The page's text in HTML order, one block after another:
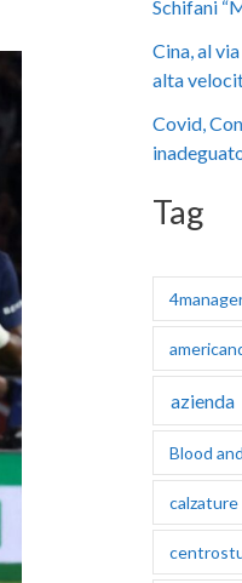
Schifani
Cina, al
alta
Covid,
Tag
azienda
Blood
calzature